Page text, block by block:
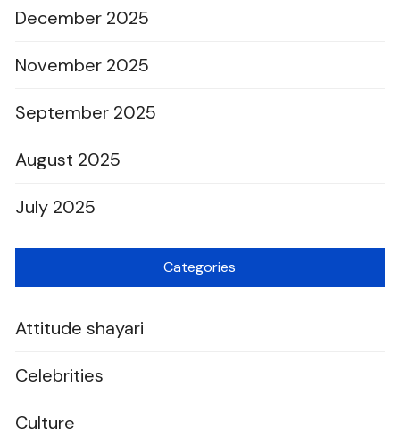
December 2025
November 2025
September 2025
August 2025
July 2025
Categories
Attitude shayari
Celebrities
Culture